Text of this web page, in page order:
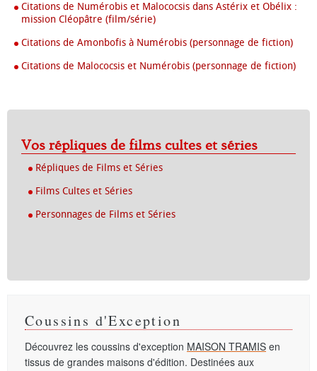
Citations de Numérobis et Malococsis dans Astérix et Obélix :
mission Cléopâtre (film/série)
Citations de Amonbofis à Numérobis (personnage de fiction)
Citations de Malococsis et Numérobis (personnage de fiction)
Vos répliques de films cultes et séries
Répliques de Films et Séries
Films Cultes et Séries
Personnages de Films et Séries
Coussins d'Exception
Découvrez les coussins d'exception MAISON TRAMIS en
tissus de grandes maisons d'édition. Destinées aux